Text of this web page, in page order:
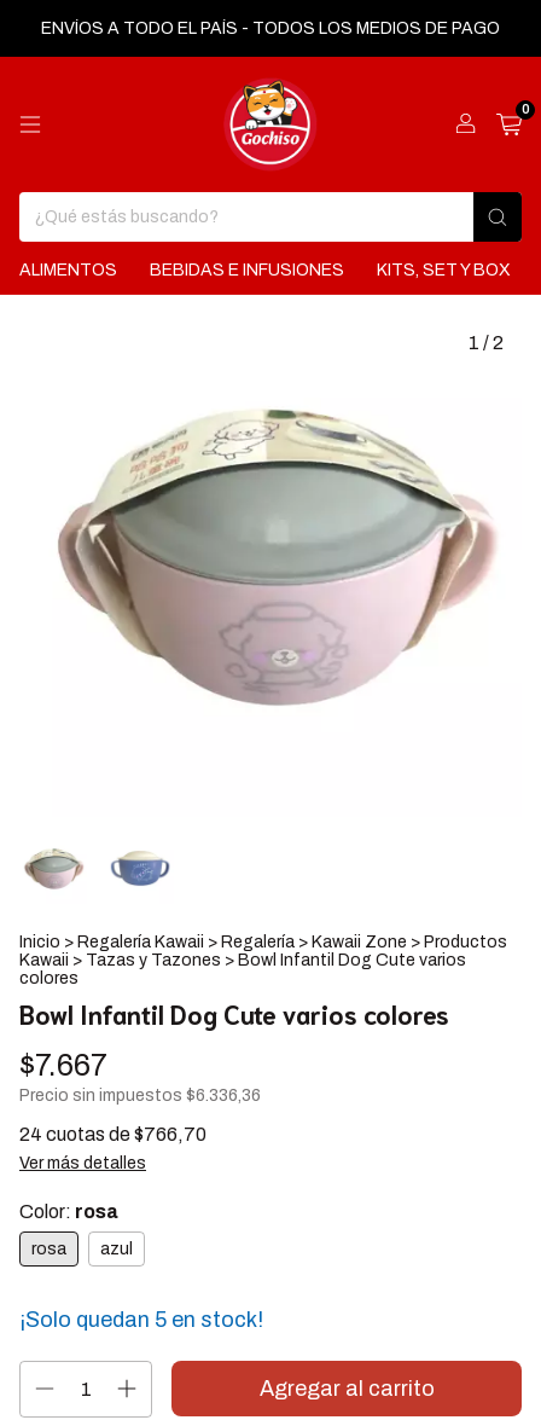
ENVÍOS A TODO EL PAÍS - TODOS LOS MEDIOS DE PAGO
0
ALIMENTOS BEBIDAS E INFUSIONES KITS, SET Y BOX
1 /2
Inicio > Regalería Kawaii > Regalería > Kawaii Zone > Productos
Kawaii > Tazas y Tazones > Bowl Infantil Dog Cute varios
colores
Bowl Infantil Dog Cute varios colores
$7.667
Precio sin impuestos $6.336,36
24 cuotas de$766,70
Ver más detalles
Color: rosa
rosa azul
¡Solo quedan 5 en stock!